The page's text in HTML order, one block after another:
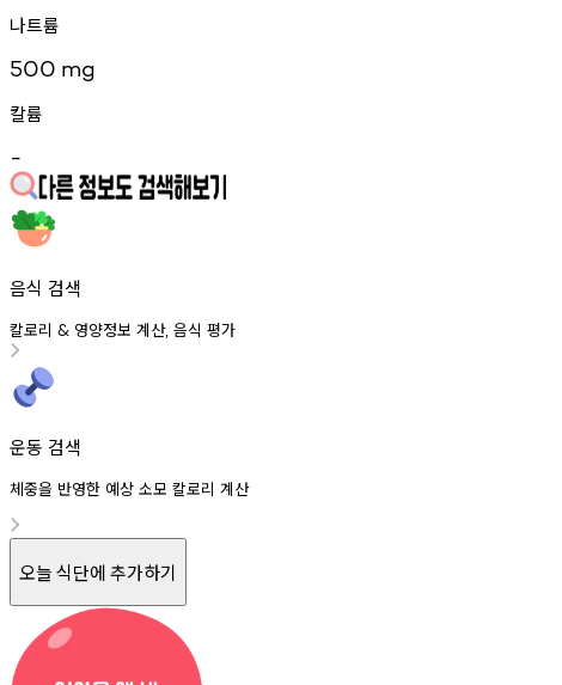
나트륨
500 mg
칼륨
-
음식 검색
칼로리 & 영양정보 계산, 음식 평가
운동 검색
체중을 반영한 예상 소모 칼로리 계산
오늘 식단에 추가하기